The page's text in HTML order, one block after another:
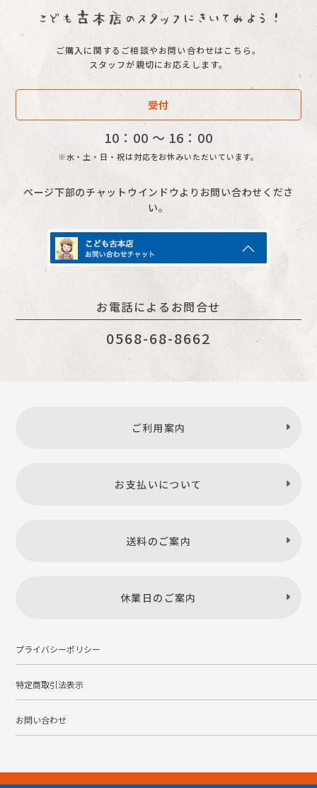
ご購入に関するご相談やお問い合わせはこちら。
スタッフが親切にお応えします。
受付
10：00 〜 16：00
※水・土・日・祝は対応をお休みいただいています。
ページ下部のチャットウインドウよりお問い合わせくださ
い。
お電話によるお問合せ
0568-68-8662
ご利用案内
お支払いについて
送料のご案内
休業日のご案内
プライバシーポリシー
特定商取引法表示
お問い合わせ